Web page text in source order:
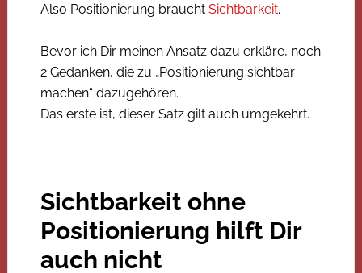
Also Positionierung braucht Sichtbarkeit.
Bevor ich Dir meinen Ansatz dazu erkläre, noch
2 Gedanken, die zu „Positionierung sichtbar
machen“ dazugehören.
Das erste ist, dieser Satz gilt auch umgekehrt.
Sichtbarkeit ohne
Positionierung hilft Dir
auch nicht